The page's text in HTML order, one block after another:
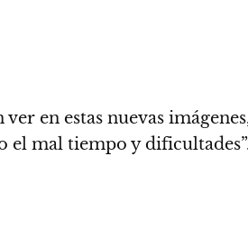
en estas nuevas
el mal tiempo y